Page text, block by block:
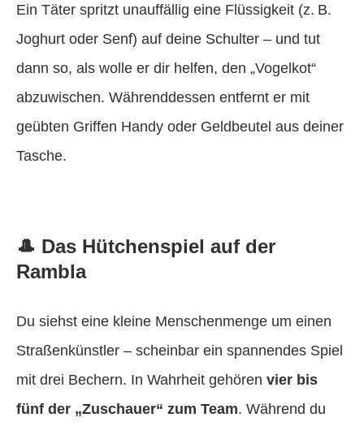
Ein Täter spritzt unauffällig eine Flüssigkeit (z. B.
Joghurt oder Senf) auf deine Schulter – und tut
dann so, als wolle er dir helfen, den „Vogelkot“
abzuwischen. Währenddessen entfernt er mit
geübten Griffen Handy oder Geldbeutel aus deiner
Tasche.
🎩 Das Hütchenspiel auf der
Rambla
Du siehst eine kleine Menschenmenge um einen
Straßenkünstler – scheinbar ein spannendes Spiel
mit drei Bechern. In Wahrheit gehören vier bis
fünf der „Zuschauer“ zum Team. Während du